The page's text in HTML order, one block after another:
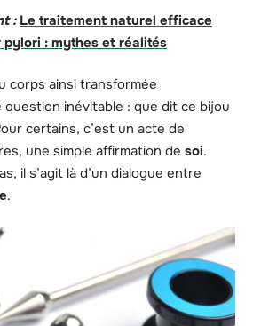
: Le traitement naturel efficace
: mythes et réalités
corps ainsi transformée
question inévitable : que dit ce bijou
certains, c’est un acte de
une simple affirmation de soi.
il s’agit là d’un dialogue entre
.